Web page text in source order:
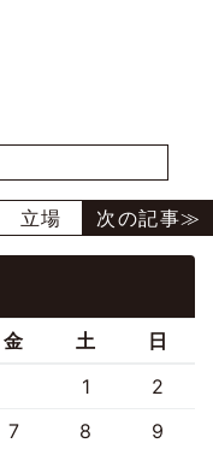
立場
金 土 日
1
2
7 8
9